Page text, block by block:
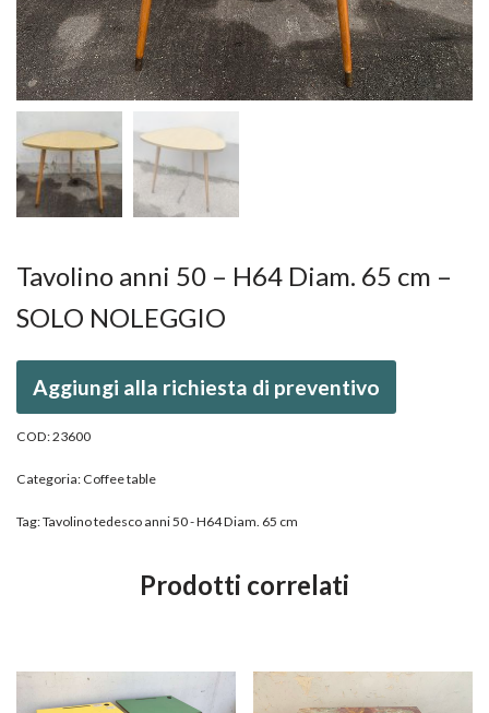
Tavolino anni 50 – H64 Diam. 65 cm –
SOLO NOLEGGIO
Aggiungi alla richiesta di preventivo
COD:23600
Categoria: Coffee table
Tag:Tavolino tedesco anni 50 - H64 Diam. 65 cm
Prodotti correlati